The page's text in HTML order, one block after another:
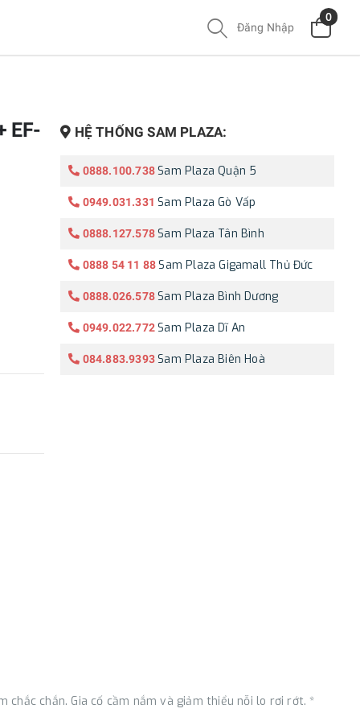
Đăng Nhập
0
EF- HỆ THỐNG SAM PLAZA:
0888.100.738 Sam Plaza Quận 5
0949.031.331 Sam Plaza Gò Vấp
0888.127.578 Sam Plaza Tân Bình
0888 54 11 88 Sam Plaza Gigamall Thủ Đức
0888.026.578 Sam Plaza Bình Dương
0949.022.772 Sam Plaza Dĩ An
084.883.9393 Sam Plaza Biên Hoà
chắn. Gia cố cầm nắm và giảm thiểu nỗi lo rơi rớt. *